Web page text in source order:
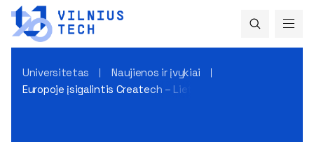
Universitetas
Naujienos ir įvykiai
Europoje įsigalintis Createch – Lietuvos darbo rinkos